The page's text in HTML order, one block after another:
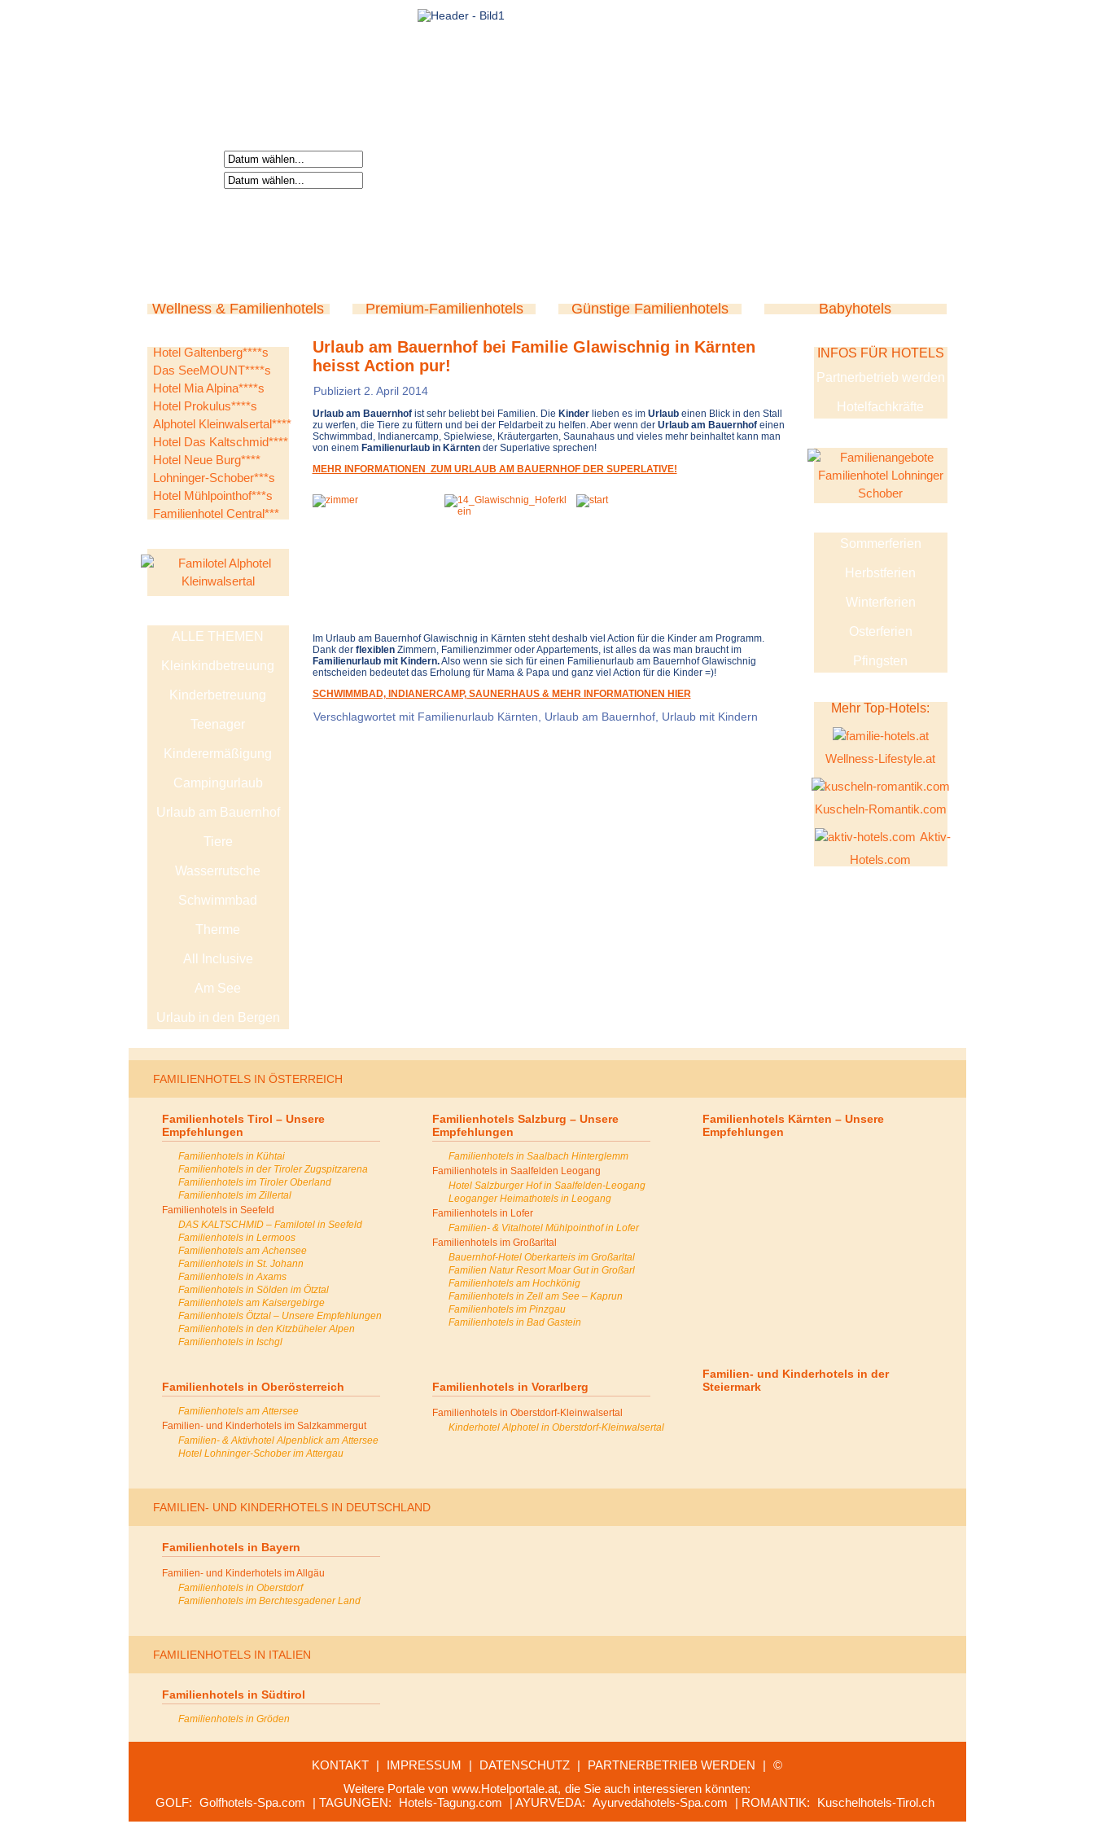
Wellness & Familienhotels Premium-Familienhotels Günstige Familienhotels Babyhotels
Hotel Galtenberg****s
Das SeeMOUNT****s
Hotel Mia Alpina****s
Hotel Prokulus****s
Alphotel Kleinwalsertal****
Hotel Das Kaltschmid****
Hotel Neue Burg****
Lohninger-Schober***s
Hotel Mühlpointhof***s
Familienhotel Central***
ALLE THEMEN
Kleinkindbetreuung
Kinderbetreuung
Teenager
Kinderermäßigung
Campingurlaub
Urlaub am Bauernhof
Tiere
Wasserrutsche
Schwimmbad
Therme
All Inclusive
Am See
Urlaub in den Bergen
Urlaub am Bauernhof bei Familie Glawischnig in Kärnten
heisst Action pur!
Publiziert 2. April 2014
Urlaub am Bauernhofist sehr beliebt bei Familien. Die Kinderlieben es im Urlaubeinen Blick in den Stall
zu werfen, die Tiere zu füttern und bei der Feldarbeit zu helfen. Aber wenn der Urlaub am Bauernhofeinen
Schwimmbad, Indianercamp, Spielwiese, Kräutergarten, Saunahaus und vieles mehr beinhaltet kann man
von einem Familienurlaub in Kärntender Superlative sprechen!
MEHR INFORMATIONEN ZUM URLAUB AM BAUERNHOF DER SUPERLATIVE!
Im Urlaub am Bauernhof Glawischnig in Kärnten steht deshalb viel Action für die Kinder am Programm.
Dank der flexiblenZimmern, Familienzimmer oder Appartements, ist alles da was man braucht im
Familienurlaub mit Kindern.Also wenn sie sich für einen Familienurlaub am Bauernhof Glawischnig
entscheiden bedeutet das Erholung für Mama & Papa und ganz viel Action für die Kinder =)!
SCHWIMMBAD, INDIANERCAMP, SAUNERHAUS & MEHR INFORMATIONEN HIER
Verschlagwortet mit Familienurlaub Kärnten Urlaub am Bauernhof, Urlaub mit Kindern
INFOS FÜR HOTELS
Partnerbetrieb werden
Hotelfachkräfte
Sommerferien
Herbstferien
Winterferien
Osterferien
Pfingsten
Mehr Top-Hotels:
Wellness-Lifestyle.at
Kuscheln-Romantik.com
Aktiv-
Hotels.com
FAMILIENHOTELS IN ÖSTERREICH
Familienhotels Tirol – Unsere
Empfehlungen
Familienhotels in Kühtai
Familienhotels in der Tiroler Zugspitzarena
Familienhotels im Tiroler Oberland
Familienhotels im Zillertal
Familienhotels in Seefeld
DAS KALTSCHMID – Familotel in Seefeld
Familienhotels in Lermoos
Familienhotels am Achensee
Familienhotels in St. Johann
Familienhotels in Axams
Familienhotels in Sölden im Ötztal
Familienhotels am Kaisergebirge
Familienhotels Ötztal – Unsere Empfehlungen
Familienhotels in den Kitzbüheler Alpen
Familienhotels in Ischgl
Familienhotels Salzburg – Unsere
Empfehlungen
Familienhotels in Saalbach Hinterglemm
Familienhotels in Saalfelden Leogang
Hotel Salzburger Hof in Saalfelden-Leogang
Leoganger Heimathotels in Leogang
Familienhotels in Lofer
Familien- & Vitalhotel Mühlpointhof in Lofer
Familienhotels im Großarltal
Bauernhof-Hotel Oberkarteis im Großarltal
Familien Natur Resort Moar Gut in Großarl
Familienhotels am Hochkönig
Familienhotels in Zell am See – Kaprun
Familienhotels im Pinzgau
Familienhotels in Bad Gastein
Familienhotels Kärnten – Unsere
Empfehlungen
Familienhotels in Oberösterreich
Familienhotels am Attersee
Familien- und Kinderhotels im Salzkammergut
Familien- & Aktivhotel Alpenblick am Attersee
Hotel Lohninger-Schober im Attergau
Familienhotels in Vorarlberg
Familienhotels in Oberstdorf-Kleinwalsertal
Kinderhotel Alphotel in Oberstdorf-Kleinwalsertal
Familien- und Kinderhotels in der
Steiermark
FAMILIEN- UND KINDERHOTELS IN DEUTSCHLAND
Familienhotels in Bayern
Familien- und Kinderhotels im Allgäu
Familienhotels in Oberstdorf
Familienhotels im Berchtesgadener Land
FAMILIENHOTELS IN ITALIEN
Familienhotels in Südtirol
Familienhotels in Gröden
KONTAKT | IMPRESSUM | DATENSCHUTZ | PARTNERBETRIEB WERDEN | ©
Weitere Portale von www.Hotelportale.at, die Sie auch interessieren könnten:
GOLF: Golfhotels-Spa.com | TAGUNGEN: Hotels-Tagung.com | AYURVEDA: Ayurvedahotels-Spa.com | ROMANTIK: Kuschelhotels-Tirol.ch